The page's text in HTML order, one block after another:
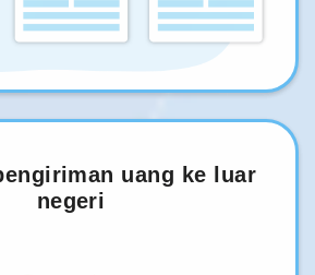
uang ke luar
negeri